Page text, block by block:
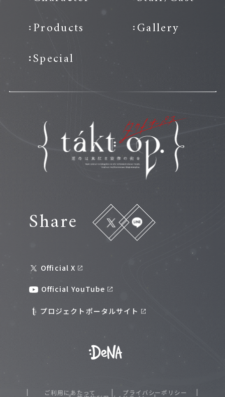
Products
Gallery
Special
Share
Official X
Official YouTube
プロジェクトポータルサイト
ご利用にあたって プライバシーポリシー